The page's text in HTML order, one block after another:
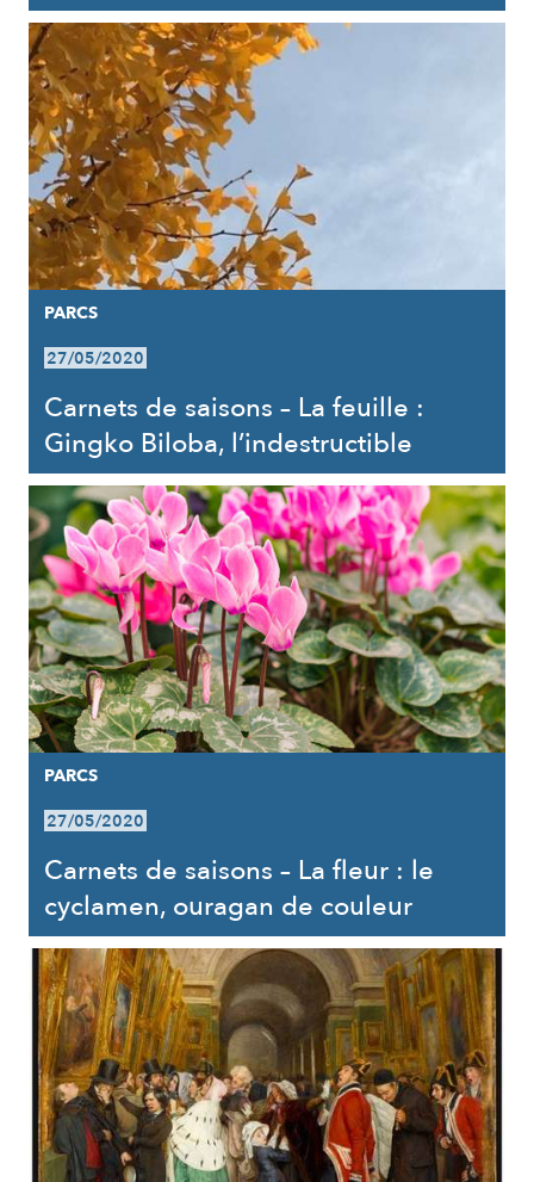
PARCS
27/05/2020
Carnets de saisons – La feuille :
Gingko Biloba, l’indestructible
PARCS
27/05/2020
Carnets de saisons – La fleur : le
cyclamen, ouragan de couleur